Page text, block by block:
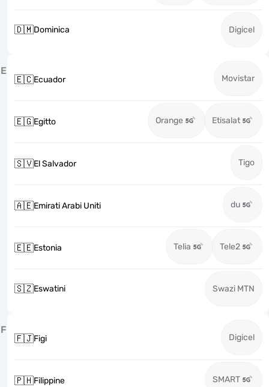
🇩🇲Dominica Digicel
E
🇪🇨Ecuador Movistar
🇪🇬Egitto Orange Etisalat
🇸🇻El Salvador Tigo
🇦🇪Emirati Arabi Uniti du
🇪🇪Estonia Telia Tele2
🇸🇿Eswatini Swazi MTN
F
🇫🇯Figi Digicel
🇵🇭Filippine SMART